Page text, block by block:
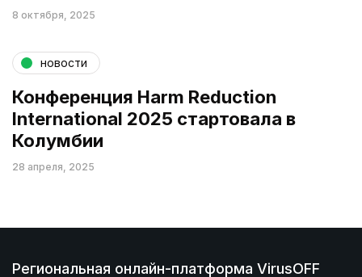
8 октября, 2025
новости
Конференция Harm Reduction
International 2025 стартовала в
Колумбии
28 апреля, 2025
Региональная онлайн-платформа VirusOFF